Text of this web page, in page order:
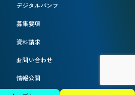
デジタルパンフ
募集要項
資料請求
お問い合わせ
情報公開